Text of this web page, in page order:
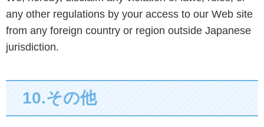
any other regulations by your access to our Web site
from any foreign country or region outside Japanese
jurisdiction.
10.その他